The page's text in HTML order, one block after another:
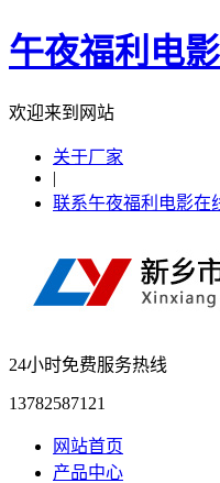
午夜福利电
欢迎来到网站
关于厂家
|
联系午夜福利电影在
24小时免费服务热线
13782587121
网站首页
产品中心